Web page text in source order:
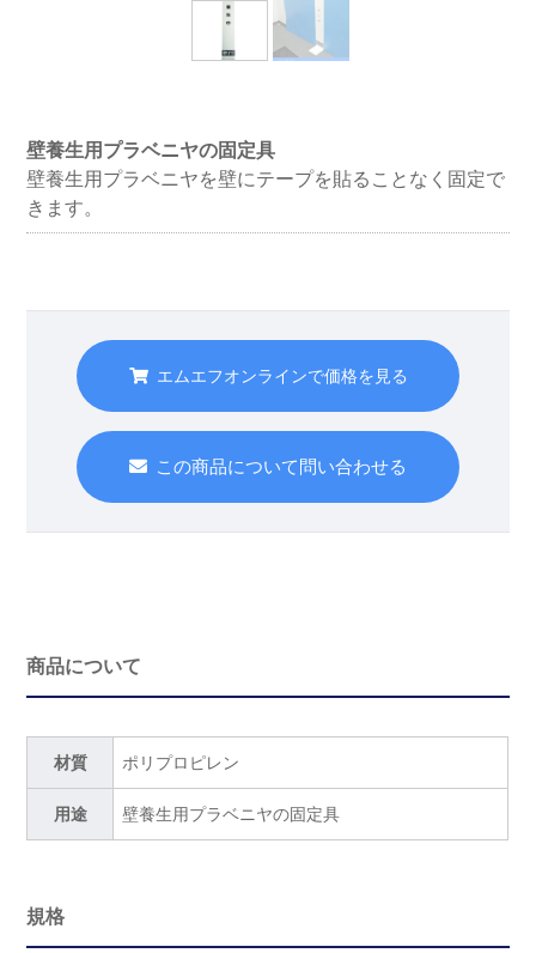
壁養生用プラベニヤの固定具
壁養生用プラベニヤを壁にテープを貼ることなく固定で
きます。
エムエフオンラインで価格を見る
この商品について問い合わせる
商品について
材質 ポリプロピレン
用途 壁養生用プラベニヤの固定具
規格